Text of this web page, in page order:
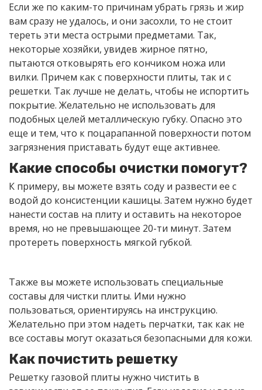
Если же по каким-то причинам убрать грязь и жир
вам сразу не удалось, и они засохли, то не стоит
тереть эти места острыми предметами. Так,
некоторые хозяйки, увидев жирное пятно,
пытаются отковырять его кончиком ножа или
вилки. Причем как с поверхности плиты, так и с
решетки. Так лучше не делать, чтобы не испортить
покрытие. Желательно не использовать для
подобных целей металлическую губку. Опасно это
еще и тем, что к поцарапанной поверхности потом
загрязнения приставать будут еще активнее.
Какие способы очистки помогут?
К примеру, вы можете взять соду и развести ее с
водой до консистенции кашицы. Затем нужно будет
нанести состав на плиту и оставить на некоторое
время, но не превышающее 20-ти минут. Затем
протереть поверхность мягкой губкой.
Также вы можете использовать специальные
составы для чистки плиты. Ими нужно
пользоваться, ориентируясь на инструкцию.
Желательно при этом надеть перчатки, так как не
все составы могут оказаться безопасными для кожи.
Как почистить решетку
Решетку газовой плиты нужно чистить в